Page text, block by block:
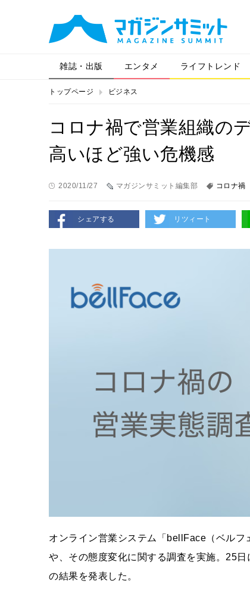
雑誌・出版 エンタメ ライフトレンド
トップページ ビジネス
コロナ禍で営業組織の
高いほど強い危機感
2020/11/27 マガジンサミット編集部 コロナ禍
シェアする リツィート
オンライン営業システム「bellFace（ベル
や、その態度変化に関する調査を実施。25
の結果を発表した。